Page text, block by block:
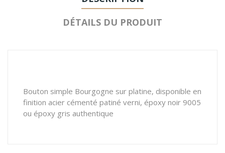
DÉTAILS DU PRODUIT
Bouton simple Bourgogne sur platine, disponible en
finition acier cémenté patiné verni, époxy noir 9005
ou époxy gris authentique